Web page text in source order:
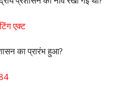
एक्ट
का प्रारंभ हुआ?